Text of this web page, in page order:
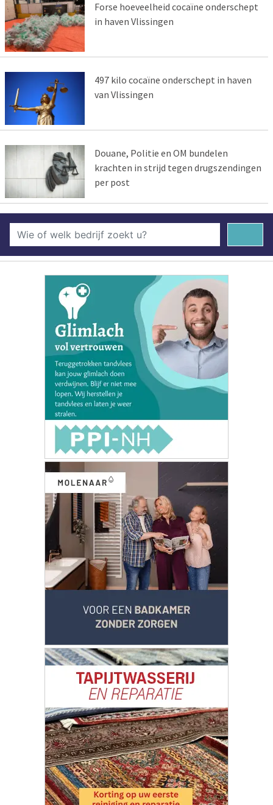
Forse hoeveelheid cocaïne onderschept
in haven Vlissingen
497 kilo cocaïne onderschept in haven
van Vlissingen
Douane, Politie en OM bundelen
krachten in strijd tegen drugszendingen
per post